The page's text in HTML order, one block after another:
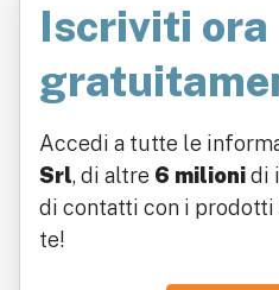
Iscriviti ora
Accedi a tutte le
Srl, di altre 6 milionidi
di contatti con i prodotti
te!